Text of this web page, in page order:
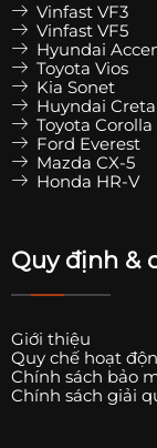
Vinfast VF3
Vinfast VF5
Hyundai
Toyota Vios
Kia Sonet
Huyndai Creta
Toyota Corolla
Ford Everest
Mazda CX-5
Honda HR-V
Quy định &
Giới thiệu
Quy chế hoạt
Chính sách bảo
Chính sách giải